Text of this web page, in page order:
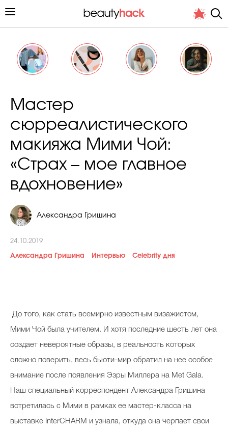
Личный опыт
Хит недели от стилиста
Снимает и тестирует редакция
Косметичка профи
Вопрос эксперту
Бьютихакер / Мама-хакер
Выбор визажистов
Выбор косметолога
Мастер
сюрреалистического
макияжа Мими Чой:
«Страх – мое главное
вдохновение»
Александра Гришина
24.10.2019
Александра Гришина Интервью Celebrity дня
До того, как стать всемирно известным визажистом,
Мими Чой была учителем. И хотя последние шесть лет она
создает невероятные образы, в реальность которых
сложно поверить, весь бьюти-мир обратил на нее особое
внимание после появления Эзры Миллера на Met Gala.
Наш специальный корреспондент Александра Гришина
встретилась с Мими в рамках ее мастер-класса на
выставке InterCHARM и узнала, откуда она черпает свои